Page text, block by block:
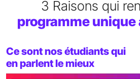
3 Raisons qui
programme unique
Ce sont nos étudiants qui
en parlent le mieux